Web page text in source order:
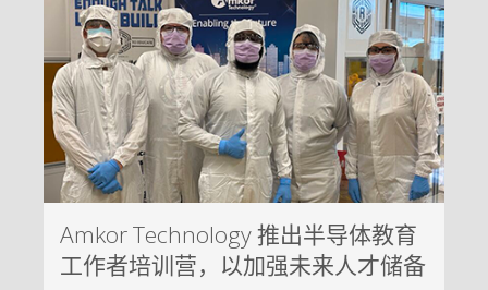
Amkor Technology 推出半导体教育
工作者培训营，以加强未来人才储备